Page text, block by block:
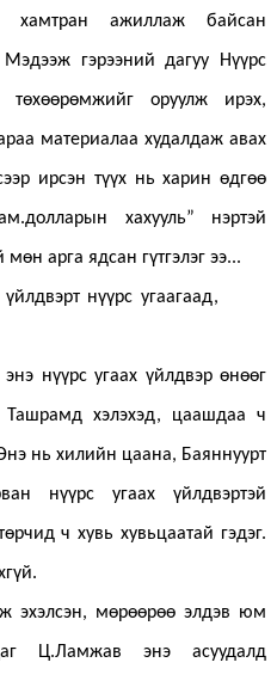
хамтран ажиллаж байсан
гэрээний дагуу Нүүрс
төхөөрөмжийг оруулж ирэх,
материалаа худалдаж авах
ирсэн түүх нь харин өдгөө
хахууль” нэртэй
арга ядсан гүтгэлэг ээ...
нүүрс угаагаад,
нүүрс угаах үйлдвэр өнөөг
хэлэхэд, цаашдаа ч
нь хилийн цаана, Баяннуурт
нүүрс угаах үйлдвэртэй
ч хувь хувьцаатай гэдэг.
эхэлсэн, мөрөөрөө элдэв юм
Ц.Ламжав энэ асуудалд